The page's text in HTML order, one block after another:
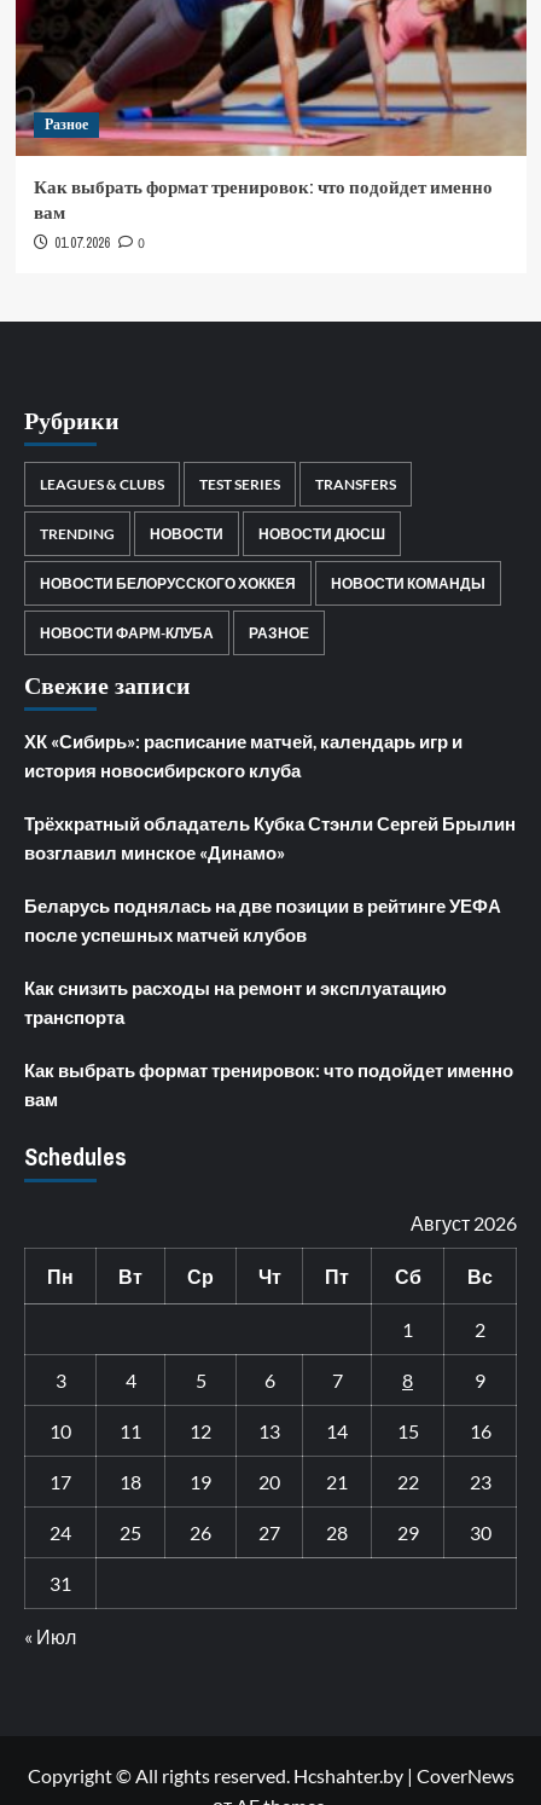
Разное
Как выбрать формат тренировок: что подойдет именно
вам
01.07.2026 0
Рубрики
LEAGUES & CLUBS TEST SERIES TRANSFERS
TRENDING НОВОСТИ НОВОСТИ ДЮСШ
НОВОСТИ БЕЛОРУССКОГО ХОККЕЯ НОВОСТИ КОМАНДЫ
НОВОСТИ ФАРМ-КЛУБА РАЗНОЕ
Свежие записи
ХК «Сибирь»: расписание матчей, календарь игр и
история новосибирского клуба
Трёхкратный обладатель Кубка Стэнли Сергей Брылин
возглавил минское «Динамо»
Беларусь поднялась на две позиции в рейтинге УЕФА
после успешных матчей клубов
Как снизить расходы на ремонт и эксплуатацию
транспорта
Как выбрать формат тренировок: что подойдет именно
вам
Schedules
Август 2026
Пн Вт Ср Чт Пт Сб Вс
1 2
3 4 5 6 7 8 9
10 11 12 13 14 15 16
17 18 19 20 21 22 23
24 25 26 27 28 29 30
31
« Июл
Copyright © All rights reserved. Hcshahter.by | CoverNews